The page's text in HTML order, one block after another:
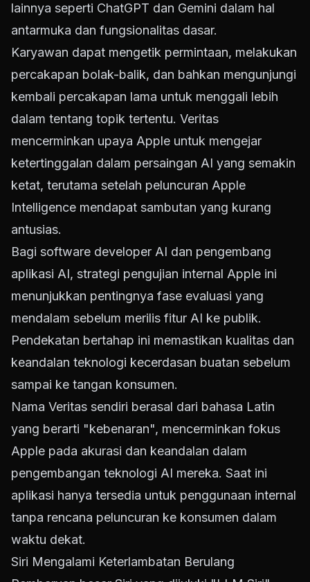
lainnya seperti ChatGPT dan Gemini dalam hal
antarmuka dan fungsionalitas dasar.
Karyawan dapat mengetik permintaan, melakukan
percakapan bolak-balik, dan bahkan mengunjungi
kembali percakapan lama untuk menggali lebih
dalam tentang topik tertentu. Veritas
mencerminkan upaya Apple untuk mengejar
ketertinggalan dalam persaingan AI yang semakin
ketat, terutama setelah peluncuran Apple
Intelligence mendapat sambutan yang kurang
antusias.
Bagi software developer AI dan pengembang
aplikasi AI, strategi pengujian internal Apple ini
menunjukkan pentingnya fase evaluasi yang
mendalam sebelum merilis fitur AI ke publik.
Pendekatan bertahap ini memastikan kualitas dan
keandalan teknologi kecerdasan buatan sebelum
sampai ke tangan konsumen.
Nama Veritas sendiri berasal dari bahasa Latin
yang berarti "kebenaran", mencerminkan fokus
Apple pada akurasi dan keandalan dalam
pengembangan teknologi AI mereka. Saat ini
aplikasi hanya tersedia untuk penggunaan internal
tanpa rencana peluncuran ke konsumen dalam
waktu dekat.
Siri Mengalami Keterlambatan Berulang